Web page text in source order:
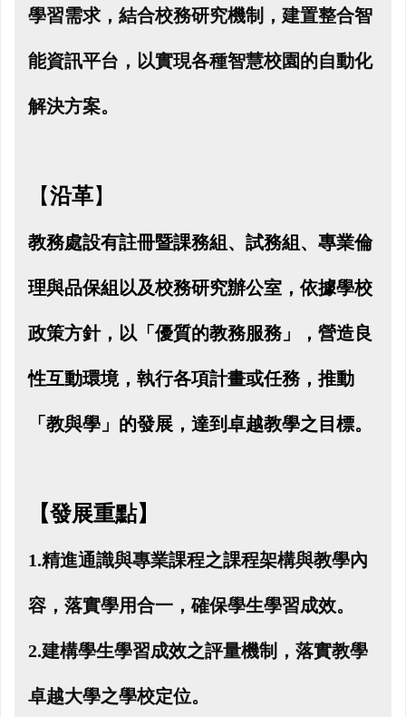
學習需求，結合校務研究機制，建置整合智
能資訊平台，以實現各種智慧校園的自動化
解決方案。
【沿革】
教務處設有註冊暨課務組、試務組、專業倫
理與品保組以及校務研究辦公室， 依據學校
政策方針，以「優質的教務服務」，營造良
性互動環境， 執行各項計畫或任務，推動
「教與學」的發展，達到卓越教學之目標。
【發展重點】
1.精進通識與專業課程之課程架構與教學內
容，落實學用合一，確保學生學習成效。
2.建構學生學習成效之評量機制，落實教學
卓越大學之學校定位。